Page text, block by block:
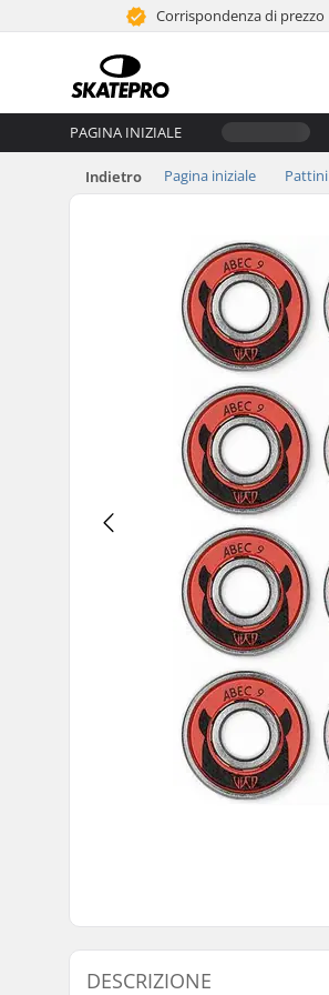
Corrispondenza di prezzo
PAGINA INIZIALE
Indietro Pagina iniziale Pattini
DESCRIZIONE